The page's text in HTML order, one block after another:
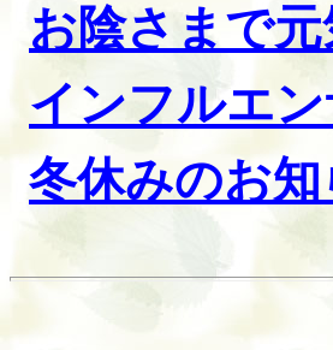
お陰さまで
インフルエ
冬休みのお知